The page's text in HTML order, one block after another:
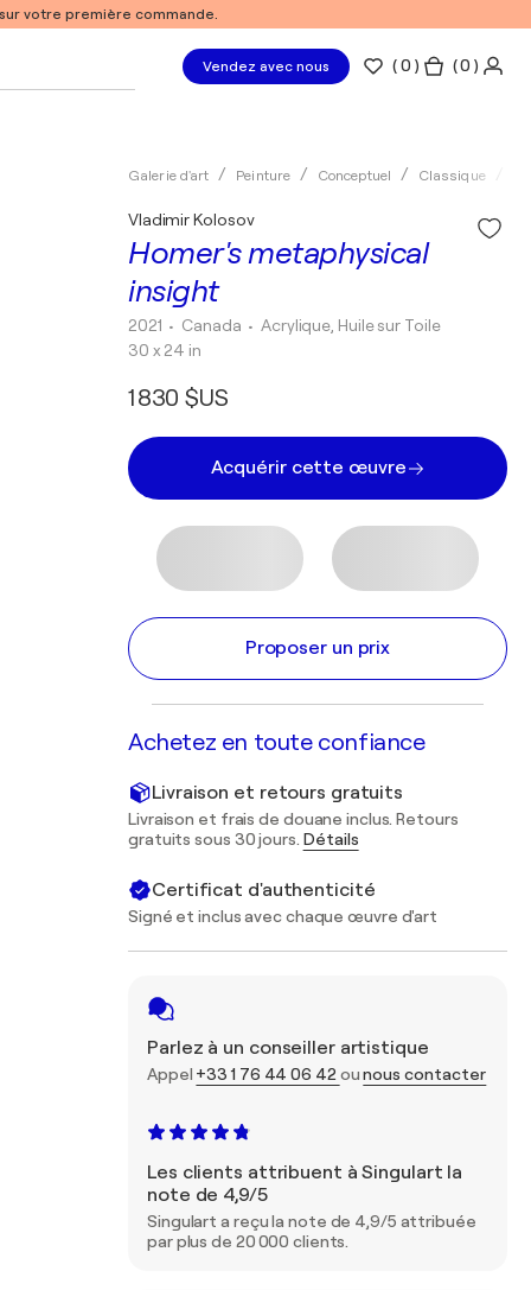
votre première commande.
Vendez avec nous (0 ) ( 0 )
Galerie d'art Peinture Conceptuel Classique
Homer's metaphysical
insight
Vladimir Kolosov
2021 • Canada •Acrylique, Huile sur Toile
30 x 24 in
1 830 $US
Acquérir cette œuvre
Proposer un prix
Achetez en toute confiance
Livraison et retours gratuits
Livraison et frais de douane inclus. Retours
gratuits sous 30 jours. Détails
Certificat d'authenticité
Signé et inclus avec chaque œuvre d'art
Parlez à un conseiller artistique
Appel +33 1 76 44 06 42 ounous contacter
Les clients attribuent à Singulart la
note de 4,9/5
Singulart a reçu la note de 4,9/5 attribuée
par plus de 20 000 clients.